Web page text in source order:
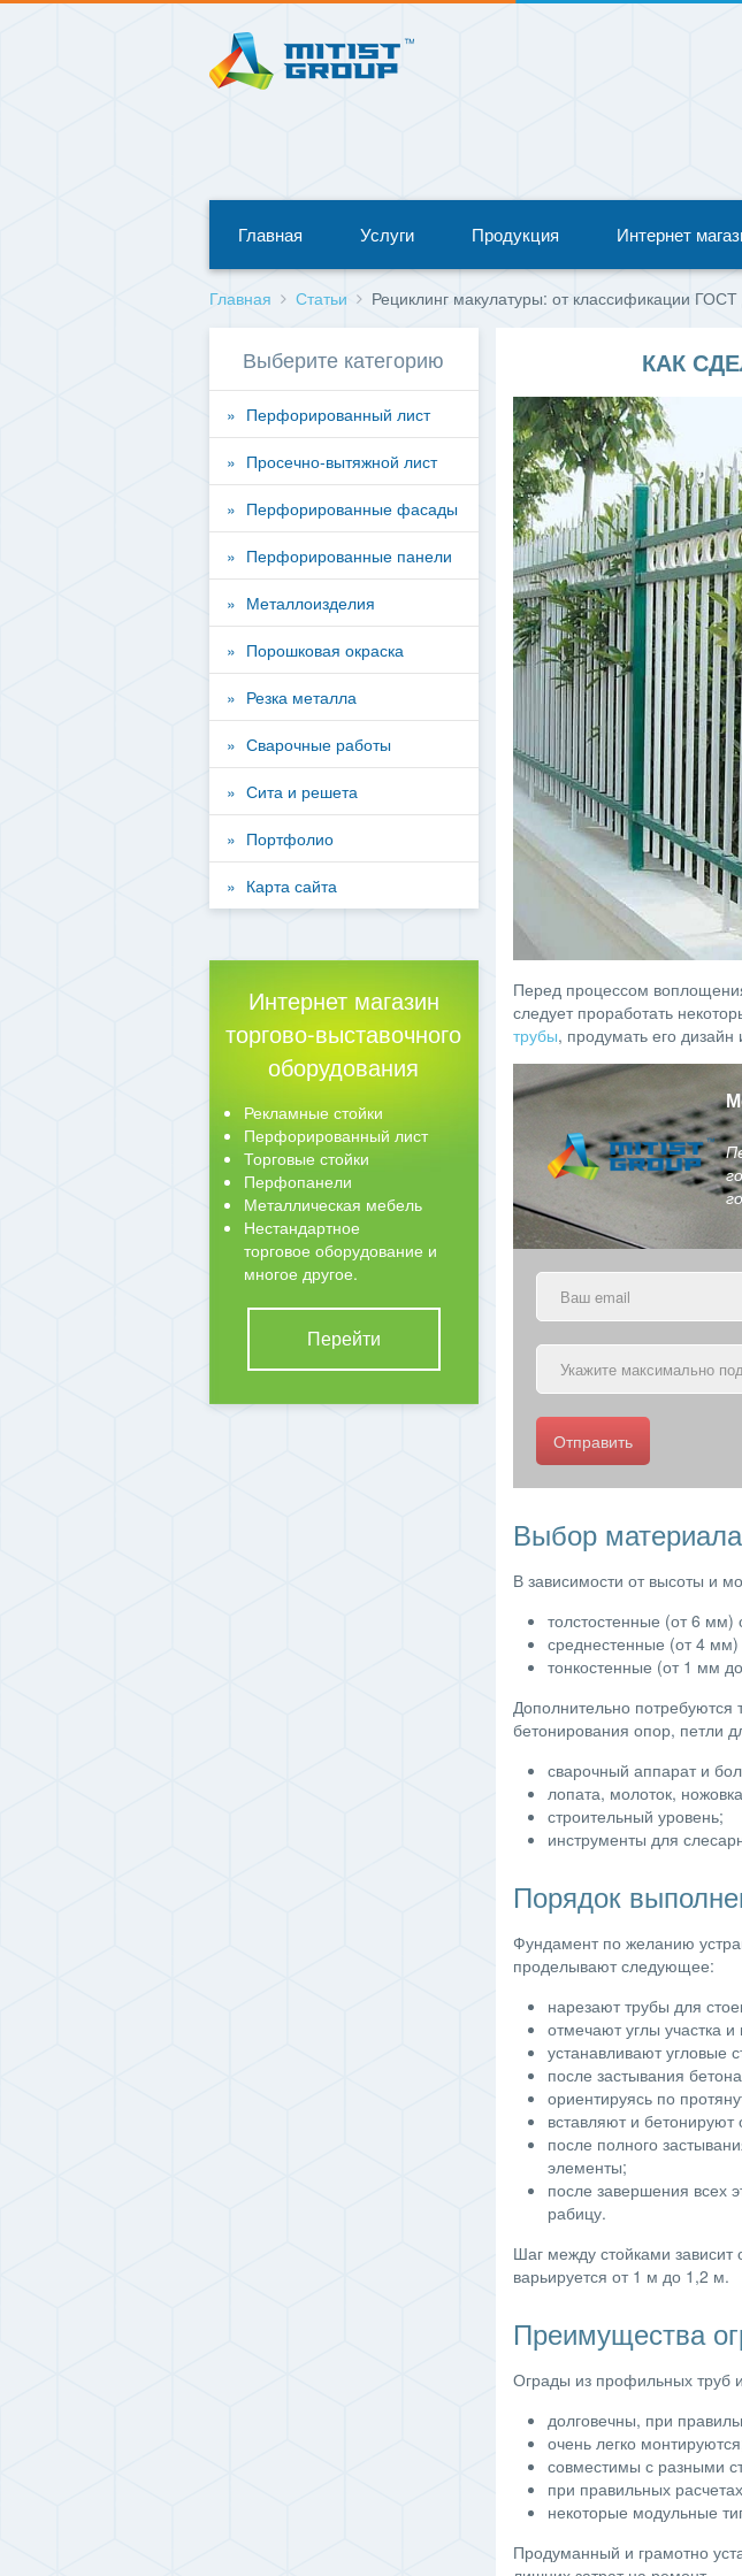
Главная Услуги Продукция Интернет
Главная Статьи Рециклинг макулатуры: от классификации
КАК
Перед процессом
следует проработать
трубы, продумать его
Отправить
Выбор
В зависимости от высоты и
толстостенные (от 6
среднестенные (от 4
тонкостенные (от 1 мм
Дополнительно
бетонирования опор, петли
сварочный аппарат и
лопата, молоток,
строительный уровень;
инструменты для
Порядок
Фундамент по желанию
проделывают следующее:
нарезают трубы для
отмечают углы участка
устанавливают угловые
после застывания
ориентируясь по
вставляют и
после полного
элементы;
после завершения всех
рабицу.
Шаг между стойками
варьируется от 1 м до 1,2 м.
Преимущества
Ограды из профильных труб
долговечны, при
очень легко
совместимы с разными
при правильных
некоторые модульные
Продуманный и грамотно
Выберите категорию
Перфорированный лист
Просечно-вытяжной лист
Перфорированные фасады
Перфорированные панели
Металлоизделия
Порошковая окраска
Резка металла
Сварочные работы
Сита и решета
Портфолио
Карта сайта
Интернет магазин
торгово-выставочного
оборудования
Рекламные стойки
Перфорированный лист
Торговые стойки
Перфопанели
Металлическая мебель
Нестандартное
торговое оборудование и
многое другое.
Перейти